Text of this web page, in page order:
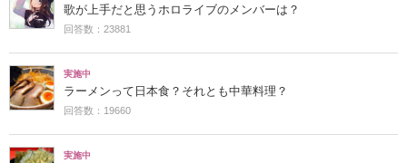
歌が上手だと思うホロライブのメンバーは？
回答数：23881
実施中
ラーメンって日本食？それとも中華料理？
回答数：19660
実施中